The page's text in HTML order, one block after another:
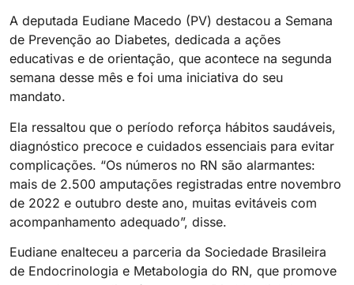
A deputada Eudiane Macedo (PV) destacou a Semana
de Prevenção ao Diabetes, dedicada a ações
educativas e de orientação, que acontece na segunda
semana desse mês e foi uma iniciativa do seu
mandato.
Ela ressaltou que o período reforça hábitos saudáveis,
diagnóstico precoce e cuidados essenciais para evitar
complicações. “Os números no RN são alarmantes:
mais de 2.500 amputações registradas entre novembro
de 2022 e outubro deste ano, muitas evitáveis com
acompanhamento adequado”, disse.
Eudiane enalteceu a parceria da Sociedade Brasileira
de Endocrinologia e Metabologia do RN, que promove